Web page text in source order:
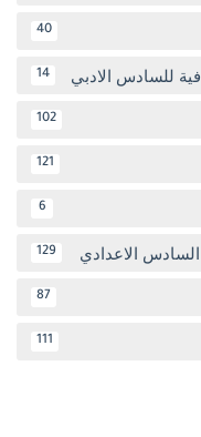
40
للسادس الادبي 14
102
121
6
السادس الاعدادي 129
87
111